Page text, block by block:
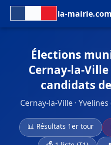
la-mairie.com
Élections
Cernay-la-
candidats
Cernay-la-Ville ·
📊 Résultats 1er tour